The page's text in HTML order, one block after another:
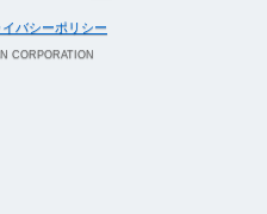
イバシーポリシー
CORPORATION